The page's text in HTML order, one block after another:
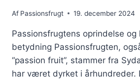
Af Passionsfrugt 19. december 2024
Passionsfrugtens oprindelse og
betydning Passionsfrugten,
“passion fruit”, stammer fra
har været dyrket i århundreder.